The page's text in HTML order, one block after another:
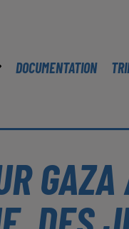
DOCUMENTATION